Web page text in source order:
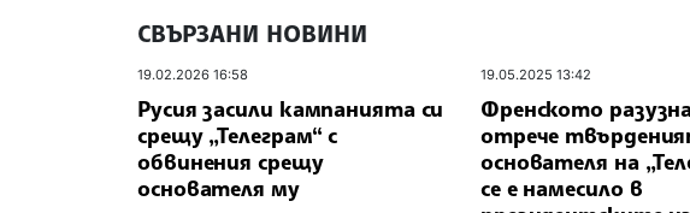
СВЪРЗАНИ НОВИНИ
19.02.2026 16:58
Русия засили кампанията си
срещу „Телеграм“ с
обвинения срещу
основателя му
19.05.2025 13:42
Френското
отрече
основателя на
се е намесило в